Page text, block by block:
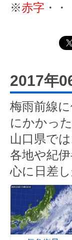
※赤字 ・
2017年
梅雨前線
にかかっ
山口県で
各地や紀
心に日差し